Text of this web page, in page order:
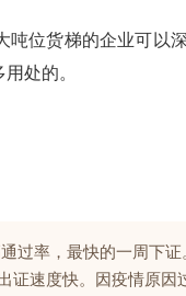
位货梯的企业可以
处的。
过率，最快的一周下证
证速度快。因疫情原因